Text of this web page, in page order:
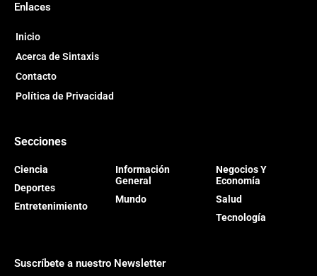
Enlaces
Inicio
Acerca de Sintaxis
Contacto
Política de Privacidad
Secciones
Ciencia
Deportes
Entretenimiento
Información
General
Mundo
Negocios Y
Economía
Salud
Tecnología
Suscríbete a nuestro Newsletter